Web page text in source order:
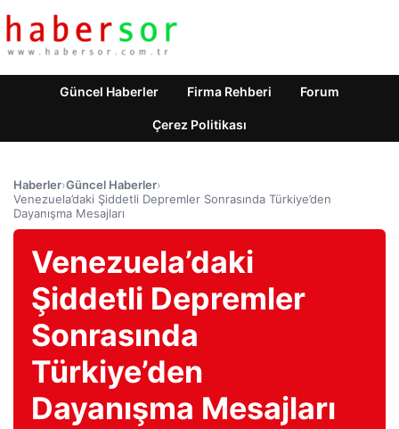
Güncel Haberler Firma Rehberi Forum
Çerez Politikası
Haberler›Güncel Haberler›
Venezuela’daki Şiddetli Depremler Sonrasında Türkiye’den
Dayanışma Mesajları
Venezuela’daki
Şiddetli Depremler
Sonrasında
Türkiye’den
Dayanışma Mesajları